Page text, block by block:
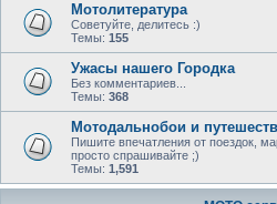
Мотолитература
Советуйте, делитесь :)
Темы: 155
Ужасы нашего Городка
Без комментариев...
Темы: 368
Мотодальнобои и
Пишите впечатления от поездок,
просто спрашивайте ;)
Темы: 1,591